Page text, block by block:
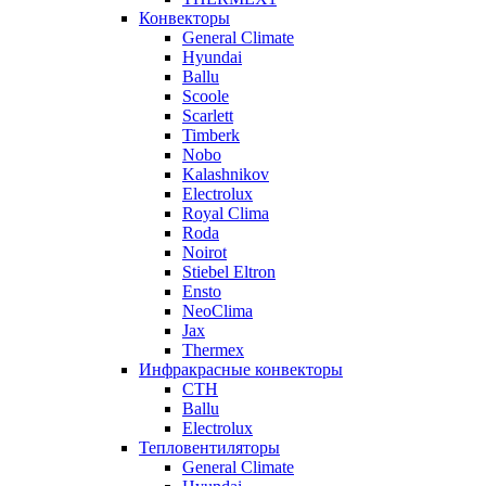
Конвекторы
General Climate
Hyundai
Ballu
Scoole
Scarlett
Timberk
Nobo
Kalashnikov
Electrolux
Royal Clima
Roda
Noirot
Stiebel Eltron
Ensto
NeoClima
Jax
Thermex
Инфракрасные конвекторы
CTH
Ballu
Electrolux
Тепловентиляторы
General Climate